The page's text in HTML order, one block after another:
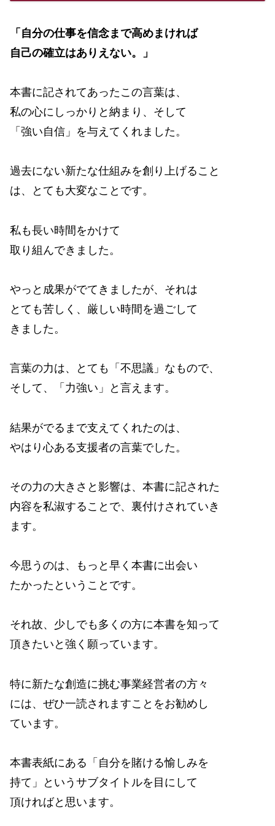
「自分の仕事を信念まで高めまければ
自己の確立はありえない。」
本書に記されてあったこの言葉は、
私の心にしっかりと納まり、そして
「強い自信」を与えてくれました。
過去にない新たな仕組みを創り上げること
は、とても大変なことです。
私も長い時間をかけて
取り組んできました。
やっと成果がでてきましたが、それは
とても苦しく、厳しい時間を過ごして
きました。
言葉の力は、とても「不思議」なもので、
そして、「力強い」と言えます。
結果がでるまで支えてくれたのは、
やはり心ある支援者の言葉でした。
その力の大きさと影響は、本書に記された
内容を私淑することで、裏付けされていき
ます。
今思うのは、もっと早く本書に出会い
たかったということです。
それ故、少しでも多くの方に本書を知って
頂きたいと強く願っています。
特に新たな創造に挑む事業経営者の方々
には、ぜひ一読されますことをお勧めし
ています。
本書表紙にある「自分を賭ける愉しみを
持て」というサブタイトルを目にして
頂ければと思います。